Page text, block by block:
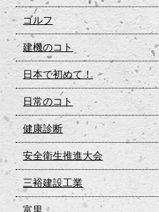
ゴルフ
建機のコト
日本で初めて！
日常のコト
健康診断
安全衛生推進大会
三裕建設工業